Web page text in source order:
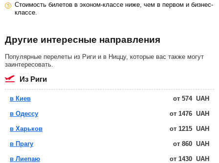
Стоимость билетов в эконом-классе ниже, чем в первом и бизнес-
классе.
Другие интересные направления
Популярные перелеты из Риги и в Ниццу, которые вас также могут
заинтересовать.
из Риги
в Киев от 574 UAH
в Одессу от 1476 UAH
в Харьков от 1215 UAH
в Прагу от 860 UAH
в Лиепаю от 1430 UAH